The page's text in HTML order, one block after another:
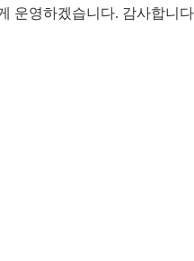
운영하겠습니다. 감사합니